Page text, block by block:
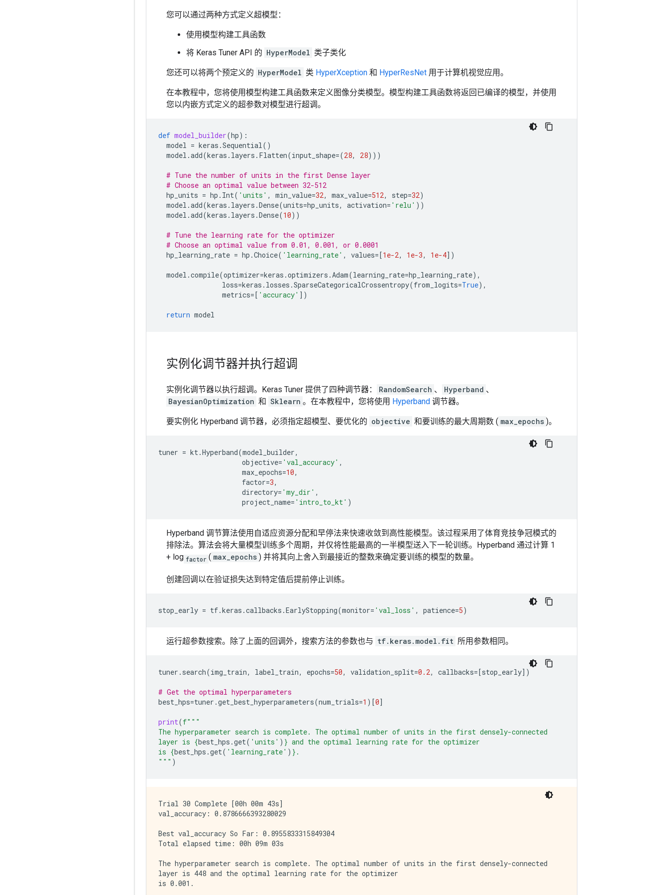
您可以通过两种方式定义超模型：
使用模型构建工具函数
将 Keras Tuner API 的 HyperModel 类子类化
您还可以将两个预定义的 HyperModel 类 HyperXception 和 HyperResNet 用于计算机视觉应用。
在本教程中，您将使用模型构建工具函数来定义图像分类模型。模型构建工具函数将返回已编译的模型，并使用
您以内嵌方式定义的超参数对模型进行超调。
def model_builder(hp):
model = keras .Sequential()
model .add(keras . layers . Flatten(input_shape=(28, 28)))
# Tune the number of units in the first Dense layer
# Choose an optimal value between 32-512
hp_units = hp . Int( 'units' , min_value=32, max_value=512, step=32)
model .add(keras . layers .Dense(units=hp_units, activation= 'relu' ))
model .add(keras . layers .Dense(10))
# Tune the learning rate for the optimizer
# Choose an optimal value from 0.01, 0.001, or 0.0001
hp_learning_rate = hp .Choice( 'learning_rate' , values=[1e-2, 1e-3, 1e-4])
model .compile(optimizer=keras .optimizers .Adam(learning_rate=hp_learning_rate),
loss=keras . losses .SparseCategoricalCrossentropy(from_logits=True),
metrics=[ 'accuracy' ])
return model
实例化调节器并执行超调
实例化调节器以执行超调。Keras Tuner 提供了四种调节器： RandomSearch 、 Hyperband 、
BayesianOptimization 和 Sklearn 。在本教程中，您将使用 Hyperband 调节器。
要实例化 Hyperband 调节器，必须指定超模型、要优化的 objective 和要训练的最大周期数 ( max_epochs )。
tuner = kt.Hyperband(model_builder,
objective= 'val_accuracy' ,
max_epochs=10,
factor=3,
directory= 'my_dir' ,
project_name= 'intro_to_kt' )
Hyperband 调节算法使用自适应资源分配和早停法来快速收敛到高性能模型。该过程采用了体育竞技争冠模式的
排除法。算法会将大量模型训练多个周期，并仅将性能最高的一半模型送入下一轮训练。Hyperband 通过计算 1
+ log factor ( max_epochs ) 并将其向上舍入到最接近的整数来确定要训练的模型的数量。
创建回调以在验证损失达到特定值后提前停止训练。
stop_early = tf.keras .callbacks .EarlyStopping(monitor= 'val_loss' , patience=5)
运行超参数搜索。除了上面的回调外，搜索方法的参数也与 tf.keras.model.fit 所用参数相同。
tuner . search(img_train, label_train, epochs=50, validation_split=0.2, callbacks= [stop_early])
# Get the optimal hyperparameters
best_hps=tuner .get_best_hyperparameters(num_trials=1 )[0]
print(f"""
The hyperparameter search is complete. The optimal number of units in the first densely-connected
layer is {best_hps .get( 'units' ) } and the optimal learning rate for the optimizer
is {best_hps .get( 'learning_rate' ) } .
""" )
Trial 30 Complete [00h 00m 43s]
val_accuracy: 0.8786666393280029
Best val_accuracy So Far: 0.8955833315849304
Total elapsed time: 00h 09m 03s
The hyperparameter search is complete. The optimal number of units in the first densely-connected
layer is 448 and the optimal learning rate for the optimizer